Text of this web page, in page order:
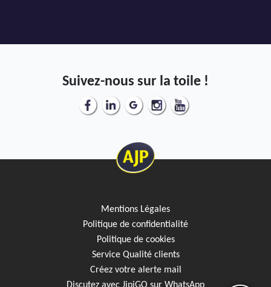
Suivez-nous sur la toile !
Mentions Légales
Politique de confidentialité
Politique de cookies
Service Qualité clients
Créez votre alerte mail
Discutez avec JipiGO sur WhatsApp